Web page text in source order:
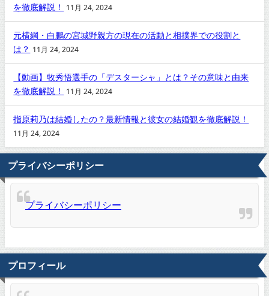
を徹底解説！
11月 24, 2024
元横綱・白鵬の宮城野親方の現在の活動と相撲界での役割と
は？ 11月 24, 2024
【動画】牧秀悟選手の「デスターシャ」とは？その意味と由来
を徹底解説！
11月 24, 2024
指原莉乃は結婚したの？最新情報と彼女の結婚観を徹底解説！
11月 24, 2024
プライバシーポリシー
プライバシーポリシー
プロフィール